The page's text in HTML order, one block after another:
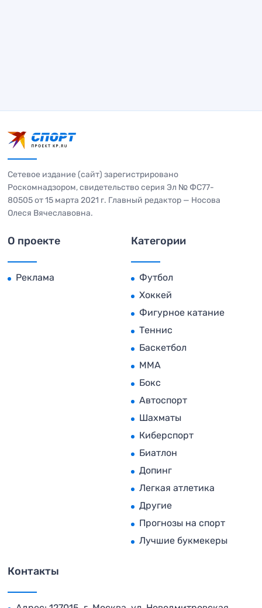
Сетевое издание (сайт) зарегистрировано
Роскомнадзором, свидетельство серия Эл № ФС77-
80505 от 15 марта 2021 г. Главный редактор — Носова
Олеся Вячеславовна.
О проекте
Реклама
Категории
Футбол
Хоккей
Фигурное катание
Теннис
Баскетбол
MMA
Бокс
Автоспорт
Шахматы
Киберспорт
Биатлон
Допинг
Легкая атлетика
Другие
Прогнозы на спорт
Лучшие букмекеры
Контакты